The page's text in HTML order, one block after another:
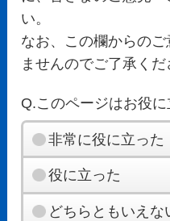
い。
なお、この欄からの
ませんのでご了承くだ
Q.このページはお役に
非常に役に立った
役に立った
どちらともいえな